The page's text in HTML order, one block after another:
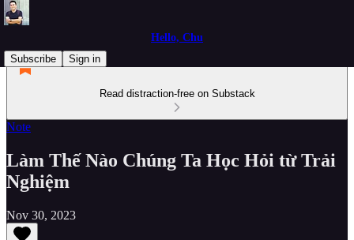
Hello, Chu
Subscribe
Sign in
Read distraction-free on Substack
Note
Làm Thế Nào Chúng Ta Học Hỏi từ Trải
Nghiệm
Nov 30, 2023